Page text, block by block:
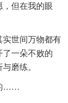
，但在我的眼
世间万物都有
一朵不败的
磨练。
……